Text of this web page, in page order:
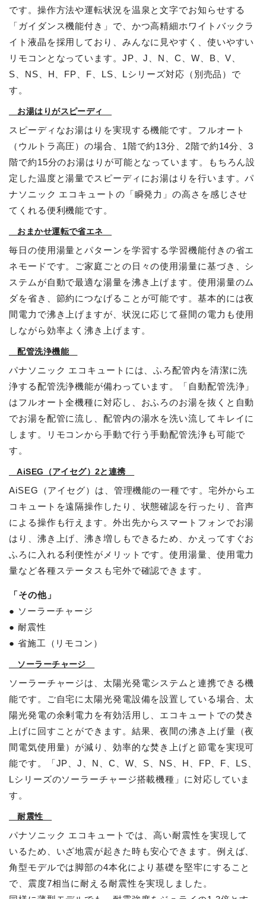
です。操作方法や運転状況を温泉と文字でお知らせする
「ガイダンス機能付き」で、かつ高精細ホワイトバックラ
イト液晶を採用しており、みんなに見やすく、使いやすい
リモコンとなっています。JP、J、N、C、W、B、V、
S、NS、H、FP、F、LS、Lシリーズ対応（別売品）で
す。
お湯はりがスピーディ
スピーディなお湯はりを実現する機能です。フルオート
（ウルトラ高圧）の場合、1階で約13分、2階で約14分、3
階で約15分のお湯はりが可能となっています。もちろん設
定した温度と湯量でスピーディにお湯はりを行います。パ
ナソニック エコキュートの「瞬発力」の高さを感じさせ
てくれる便利機能です。
おまかせ運転で省エネ
毎日の使用湯量とパターンを学習する学習機能付きの省エ
ネモードです。ご家庭ごとの日々の使用湯量に基づき、シ
ステムが自動で最適な湯量を沸き上げます。使用湯量のム
ダを省き、節約につなげることが可能です。基本的には夜
間電力で沸き上げますが、状況に応じて昼間の電力も使用
しながら効率よく沸き上げます。
配管洗浄機能
パナソニック エコキュートには、ふろ配管内を清潔に洗
浄する配管洗浄機能が備わっています。「自動配管洗浄」
はフルオート全機種に対応し、おふろのお湯を抜くと自動
でお湯を配管に流し、配管内の湯水を洗い流してキレイに
します。リモコンから手動で行う手動配管洗浄も可能で
す。
AiSEG（アイセグ）2と連携
AiSEG（アイセグ）は、管理機能の一種です。宅外からエ
コキュートを遠隔操作したり、状態確認を行ったり、音声
による操作も行えます。外出先からスマートフォンでお湯
はり、沸き上げ、沸き増しもできるため、かえってすぐお
ふろに入れる利便性がメリットです。使用湯量、使用電力
量など各種ステータスも宅外で確認できます。
「その他」
● ソーラーチャージ
● 耐震性
● 省施工（リモコン）
ソーラーチャージ
ソーラーチャージは、太陽光発電システムと連携できる機
能です。ご自宅に太陽光発電設備を設置している場合、太
陽光発電の余剰電力を有効活用し、エコキュートでの焚き
上げに回すことができます。結果、夜間の沸き上げ量（夜
間電気使用量）が減り、効率的な焚き上げと節電を実現可
能です。「JP、J、N、C、W、S、NS、H、FP、F、LS、
Lシリーズのソーラーチャージ搭載機種」に対応していま
す。
耐震性
パナソニック エコキュートでは、高い耐震性を実現して
いるため、いざ地震が起きた時も安心できます。例えば、
角型モデルでは脚部の4本化により基礎を堅牢にすること
で、震度7相当に耐える耐震性を実現しました。